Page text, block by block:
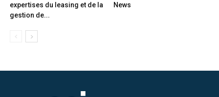
expertises du leasing et de la
gestion de...
News